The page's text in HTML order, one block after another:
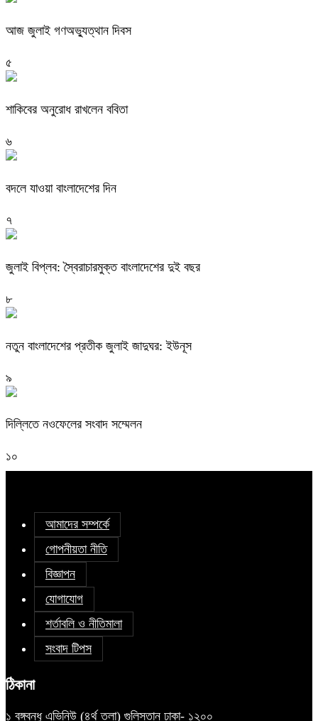
আজ জুলাই গণঅভ্যুত্থান দিবস
৫
শাকিবের অনুরোধ রাখলেন ববিতা
৬
বদলে যাওয়া বাংলাদেশের দিন
৭
জুলাই বিপ্লব: স্বৈরাচারমুক্ত বাংলাদেশের দুই বছর
৮
নতুন বাংলাদেশের প্রতীক জুলাই জাদুঘর: ইউনূস
৯
দিল্লিতে নওফেলের সংবাদ সম্মেলন
১০
আমাদের সম্পর্কে
গোপনীয়তা নীতি
বিজ্ঞাপন
যোগাযোগ
শর্তাবলি ও নীতিমালা
সংবাদ টিপস
ঠিকানা
১ বঙ্গবন্ধু এভিনিউ (৪র্থ তলা) গুলিস্তান ঢাকা- ১২০০